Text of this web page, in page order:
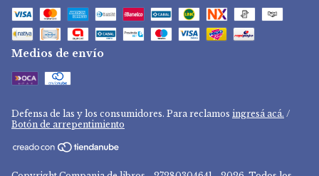
Medios de envío
Defensa de las y los consumidores. Para reclamos ingresá acá. /
Botón de arrepentimiento